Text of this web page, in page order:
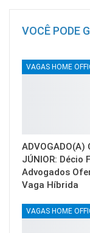
VOCÊ PODE
VAGAS HOME
ADVOGADO(A)
JÚNIOR: Décio
Advogados
Vaga Híbrida
VAGAS HOME